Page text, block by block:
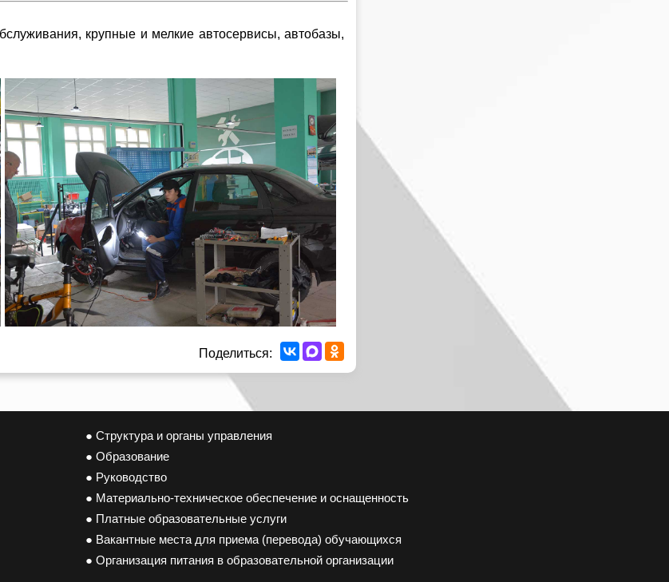
крупные и мелкие автосервисы, автобазы,
Поделиться:
● Структура и органы управления
● Образование
● Руководство
● Материально-техническое обеспечение и оснащенность
● Платные образовательные услуги
● Вакантные места для приема (перевода) обучающихся
● Организация питания в образовательной организации